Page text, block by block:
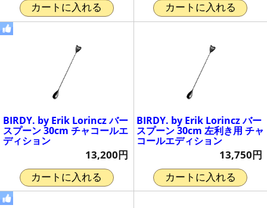
カートに入れる カートに入れる
BIRDY. by Erik Lorincz バー
スプーン 30cm チャコールエ
ディション
13,200円
カートに入れる
BIRDY. by Erik Lorincz バー
スプーン 30cm 左利き用 チャ
コールエディション
13,750円
カートに入れる